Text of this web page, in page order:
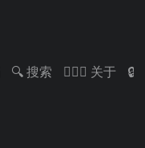
🔍 搜索 🙋🏻‍♂️ 关于 🔒